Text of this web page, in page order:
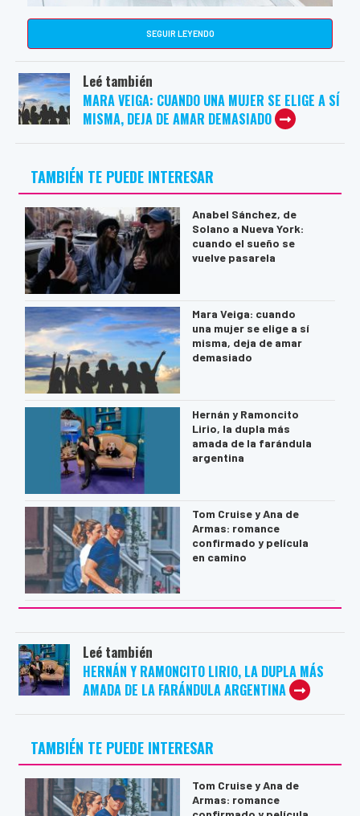
SEGUIR LEYENDO
Leé también
MARA VEIGA: CUANDO UNA MUJER SE ELIGE A SÍ
MISMA, DEJA DE AMAR DEMASIADO
TAMBIÉN TE PUEDE INTERESAR
Anabel Sánchez, de
Solano a Nueva York:
cuando el sueño se
vuelve pasarela
Mara Veiga: cuando
una mujer se elige a sí
misma, deja de amar
demasiado
Hernán y Ramoncito
Lirio, la dupla más
amada de la farándula
argentina
Tom Cruise y Ana de
Armas: romance
confirmado y película
en camino
Leé también
HERNÁN Y RAMONCITO LIRIO, LA DUPLA MÁS
AMADA DE LA FARÁNDULA ARGENTINA
TAMBIÉN TE PUEDE INTERESAR
Tom Cruise y Ana de
Armas: romance